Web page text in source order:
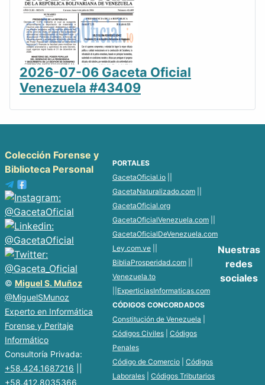
2026-07-06 Gaceta Oficial
Venezuela #43409
Colección Forense y
Biblioteca Personal
© Miguel S. Muñoz
@MiguelSMunoz
Experto en Informática
Forense y Peritaje
Informático
Consultoría Privada:
+58.424.1687216
+58.412.8035366
PORTALES
GacetaOficial.io
GacetaNaturalizado.com
GacetaOficial.org
GacetaOficialVenezuela.com
GacetaOficialDeVenezuela.com
Ley.com.ve
BibliaProsperidad.com
Venezuela.to
ExperticiasInformaticas.com
CÓDIGOS CONCORDADOS
Constitución de Venezuela
Códigos Civiles
Códigos
Penales
Código de Comercio
Códigos
Laborales
Códigos Tributarios
Nuestras
redes
sociales